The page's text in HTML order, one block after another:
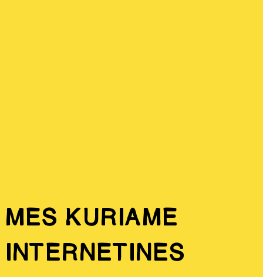
Mes kuriame
internetines